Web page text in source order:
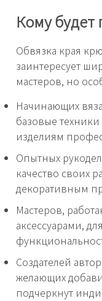
Кому будет
Обвязка края
заинтересует
мастеров, но
Начинающих
базовые
изделиям
Опытных
качество своих
декоративным
Мастеров,
аксессуарами,
Создателей
желающих
подчеркнут